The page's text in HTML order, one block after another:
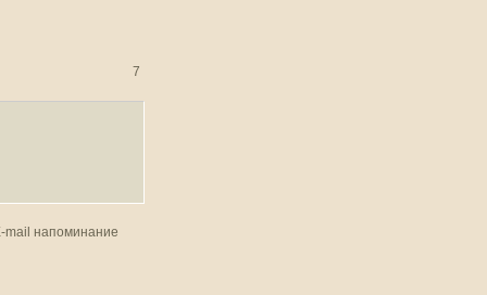
7
mail напоминание